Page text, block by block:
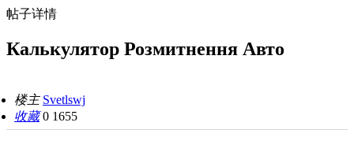
帖子详情
Калькулятор Розмитнення Авто
楼主 Svetlswj
收藏 0 1655